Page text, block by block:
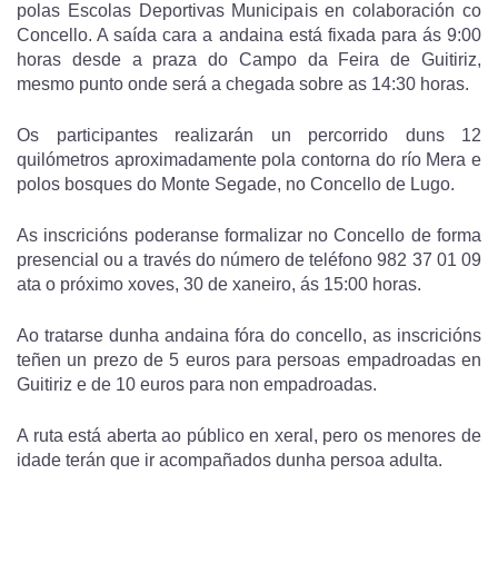
polas Escolas Deportivas Municipais en colaboración co
Concello. A saída cara a andaina está fixada para ás 9:00
horas desde a praza do Campo da Feira de Guitiriz,
mesmo punto onde será a chegada sobre as 14:30 horas.
Os participantes realizarán un percorrido duns 12
quilómetros aproximadamente pola contorna do río Mera e
polos bosques do Monte Segade, no Concello de Lugo.
As inscricións poderanse formalizar no Concello de forma
presencial ou a través do número de teléfono 982 37 01 09
ata o próximo xoves, 30 de xaneiro, ás 15:00 horas.
Ao tratarse dunha andaina fóra do concello, as inscricións
teñen un prezo de 5 euros para persoas empadroadas en
Guitiriz e de 10 euros para non empadroadas.
A ruta está aberta ao público en xeral, pero os menores de
idade terán que ir acompañados dunha persoa adulta.